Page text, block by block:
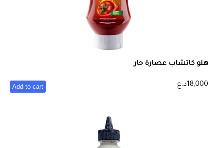
هلو كاتشاب عصارة حار
18,000د.ع Add to cart